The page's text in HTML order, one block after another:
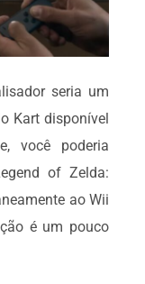
seria um
Kart disponível
você poderia
of Zelda:
ao Wii
é um pouco